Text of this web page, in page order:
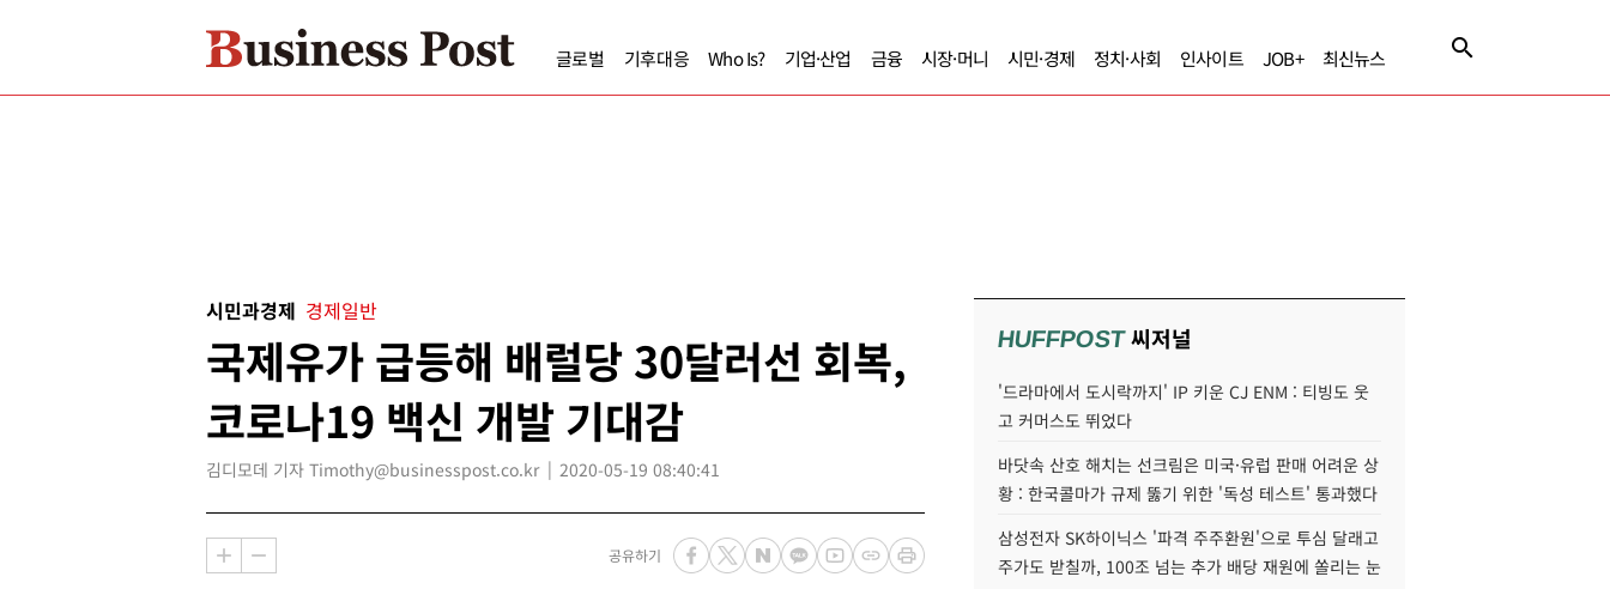
글로벌 기후대응 Who Is? 기업·산업 금융 시장·머니 시민·경제 정치·사회 인사이트 JOB+ 최신뉴스
시민과경제 경제일반
국제유가 급등해 배럴당 30달러선 회복,
코로나19 백신 개발 기대감
김디모데 기자 Timothy@businesspost.co.kr 2020-05-19 08:40:41
공유하기
HUFFPOST씨저널
'드라마에서 도시락까지' IP 키운 CJ ENM : 티빙도 웃
고 커머스도 뛰었다
바닷속 산호 해치는 선크림은 미국·유럽 판매 어려운 상
황 : 한국콜마가 규제 뚫기 위한 '독성 테스트' 통과했다
삼성전자 SK하이닉스 '파격 주주환원'으로 투심 달래고
주가도 받칠까, 100조 넘는 추가 배당 재원에 쏠리는 눈